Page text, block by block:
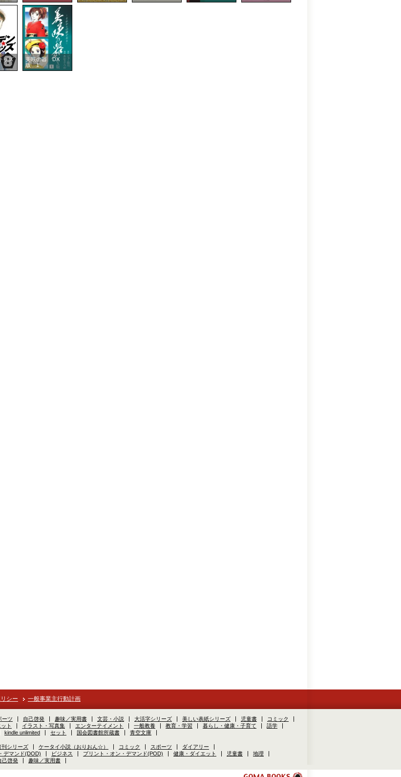
ッズ
美咲の器 DX
版 1
シー 一般事業主行動計画
ーツ 自己啓発 趣味／実用書 文芸・小説 大活字シリーズ 美しい表紙シリーズ 児童書
コミック
ト イラスト・写真集 エンターテイメント 一般教養 教育・学習 暮らし・健康・子育て
語学
kindle unlimited セット 国会図書館所蔵書 青空文庫
刊シリーズ ケータイ小説（おりおん☆） コミック スポーツ
ダイアリー
デマンド(DOD)
ビジネス プリント・オン・デマンド(POD) 健康・ダイエット 児童書
地理
己啓発 趣味／実用書